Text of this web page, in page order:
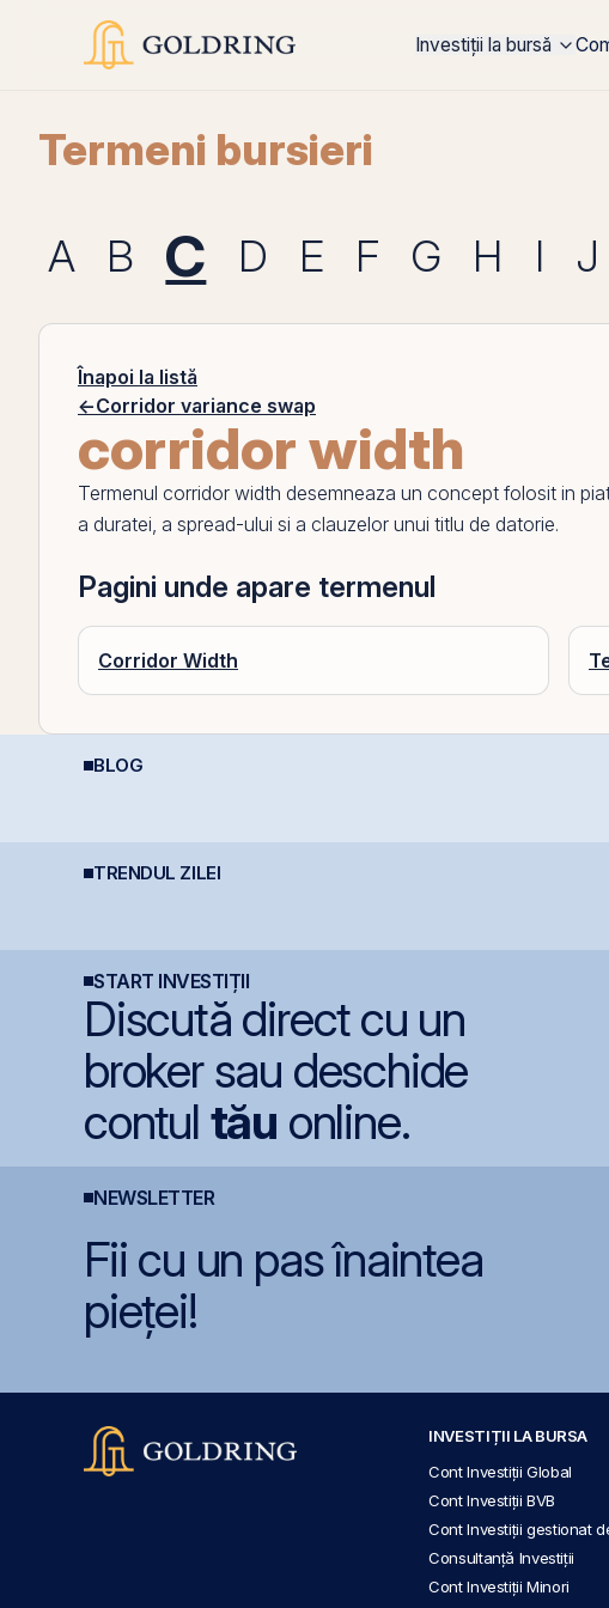
Investiții la bursă
Termeni bursieri
A B C D E F G H I J
Înapoi la listă
←Corridor variance swap
corridor width
Termenul corridor width desemneaza un concept folosit in
a duratei, a spread-ului si a clauzelor unui titlu de datorie.
Pagini unde apare termenul
Corridor Width
BLOG
REIT-urile agricole și
TRENDUL ZILEI
Lockheed Martin
România
START INVESTIȚII
Discută direct cu un
broker sau deschide
contul tău online.
NEWSLETTER
Fii cu un pas înaintea
pieței!
INVESTIȚII LA BURSA
Cont Investiții Global
Cont Investiții BVB
Cont Investiții gestionat
Consultanță Investiții
Cont Investiții Minori